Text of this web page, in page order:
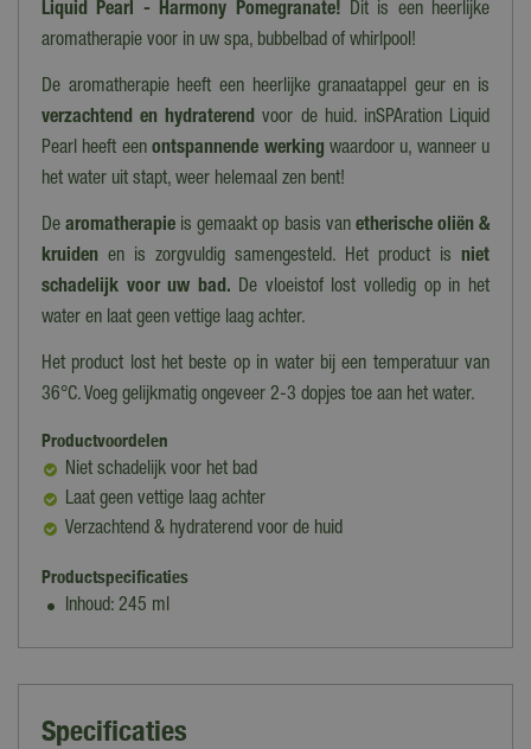
Liquid Pearl - Harmony Pomegranate! Dit is een heerlijke
aromatherapie voor in uw spa, bubbelbad of whirlpool!
De aromatherapie heeft een heerlijke granaatappel geur en is
verzachtend en hydraterend voor de huid. inSPAration Liquid
Pearl heeft eenontspannende werking waardoor u, wanneer u
het water uit stapt, weer helemaal zen bent!
Dearomatherapie is gemaakt op basis van etherische oliën &
kruiden en is zorgvuldig samengesteld. Het product is niet
schadelijk voor uw bad. De vloeistof lost volledig op in het
water en laat geen vettige laag achter.
Het product lost het beste op in water bij een temperatuur van
36°C. Voeg gelijkmatig ongeveer 2-3 dopjes toe aan het water.
Productvoordelen
Niet schadelijk voor het bad
Laat geen vettige laag achter
Verzachtend & hydraterend voor de huid
Productspecificaties
Inhoud: 245 ml
Specificaties